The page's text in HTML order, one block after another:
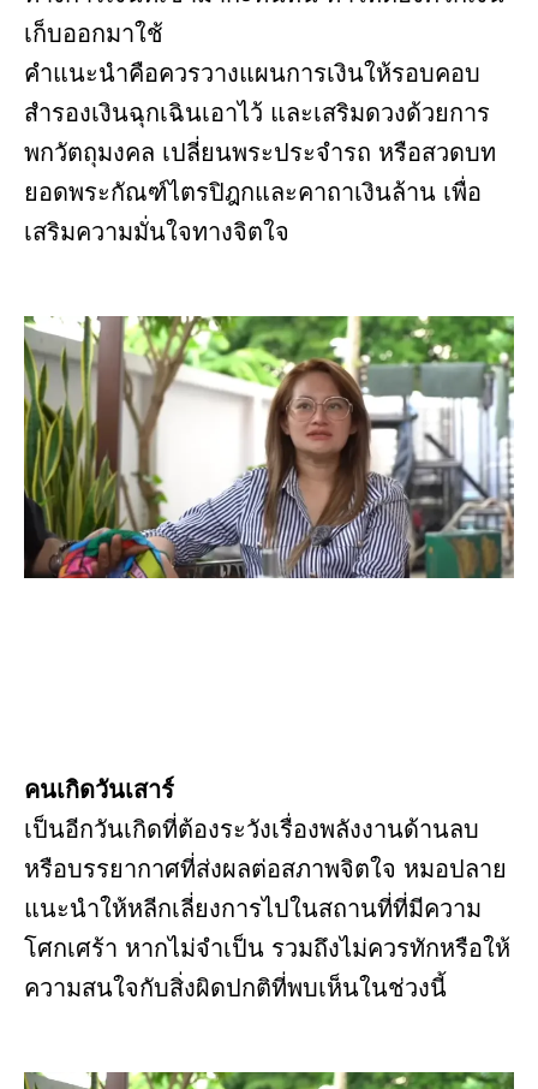
เก็บออกมาใช้
คำแนะนำคือควรวางแผนการเงินให้รอบคอบ
สำรองเงินฉุกเฉินเอาไว้ และเสริมดวงด้วยการ
พกวัตถุมงคล เปลี่ยนพระประจำรถ หรือสวดบท
ยอดพระกัณฑ์ไตรปิฎกและคาถาเงินล้าน เพื่อ
เสริมความมั่นใจทางจิตใจ
คนเกิดวันเสาร์
เป็นอีกวันเกิดที่ต้องระวังเรื่องพลังงานด้านลบ
หรือบรรยากาศที่ส่งผลต่อสภาพจิตใจ หมอปลาย
แนะนำให้หลีกเลี่ยงการไปในสถานที่ที่มีความ
โศกเศร้า หากไม่จำเป็น รวมถึงไม่ควรทักหรือให้
ความสนใจกับสิ่งผิดปกติที่พบเห็นในช่วงนี้